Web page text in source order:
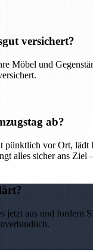
versichert?
Möbel und
ab?
pünktlich vor Ort, lädt
alles sicher ans Ziel
jetzt aus und fordern